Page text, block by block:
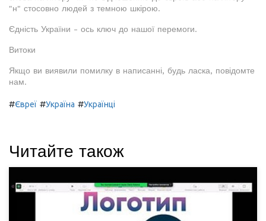
"н" стосовно людей з темною шкірою.
Єдність України - ось ключ до нашої перемоги.
Витоки
Якщо ви виявили помилку в написанні, будь ласка, повідомте
нам.
#Євреї #Україна #Українці
Читайте також